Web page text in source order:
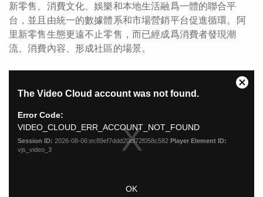
新零售、消費文化、娛樂和本地生活融爲一體的聯合平
台，並且由統一的數據體系和市場營銷平台促進循環。阿
里新零售生態更遠不止零售，而已經成爲消費者發現潮
流、消費內容、形成社區的場景。